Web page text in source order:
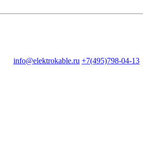
info@elektrokable.ru +7(495)798-04-13